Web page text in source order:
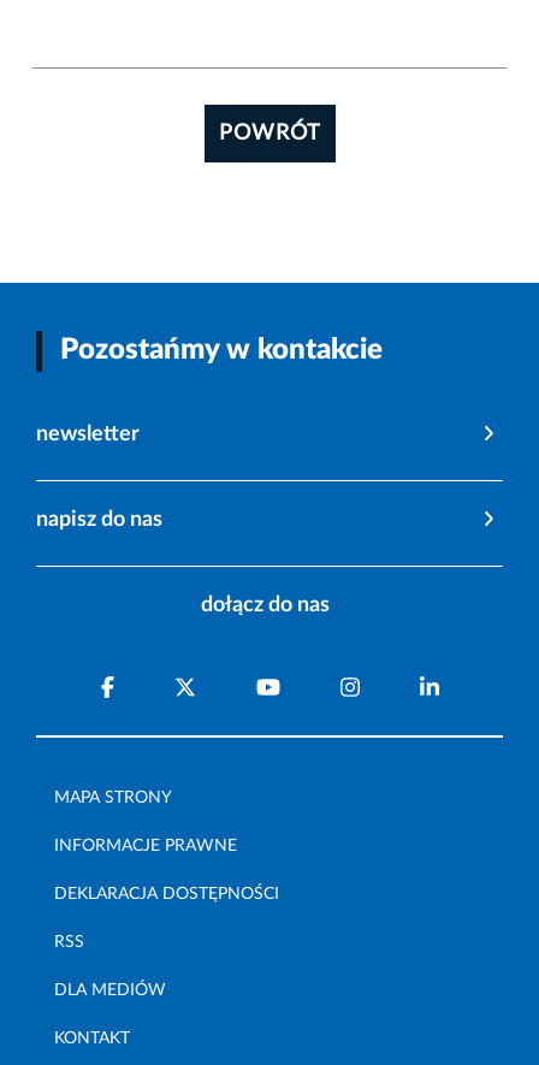
POWRÓT
Pozostańmy w kontakcie
newsletter
napisz do nas
dołącz do nas
MAPA STRONY
INFORMACJE PRAWNE
DEKLARACJA DOSTĘPNOŚCI
RSS
DLA MEDIÓW
KONTAKT